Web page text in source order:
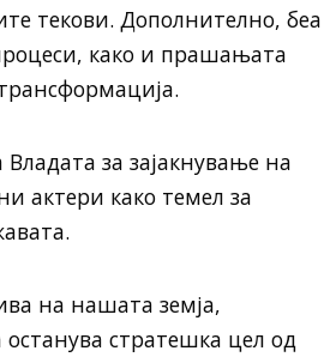
текови. Дополнително, беа
како и прашањата
за зајакнување на
актери како темел за
на нашата земја,
останува стратешка цел од